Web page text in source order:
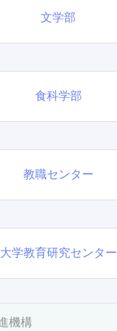
文学部
食科学部
教職センター
大学教育研究センター
機構